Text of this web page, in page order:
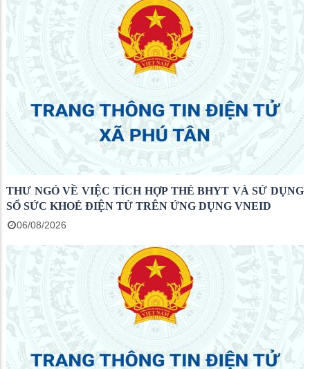
THƯ NGỎ VỀ VIỆC TÍCH HỢP THẺ BHYT VÀ SỬ DỤNG
SỔ SỨC KHOẺ ĐIỆN TỬ TRÊN ỨNG DỤNG VNEID
06/08/2026